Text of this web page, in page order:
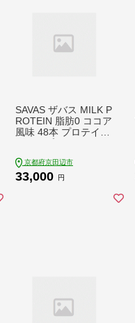
SAVAS ザバス MILK P
ROTEIN 脂肪0 ココア
風味 48本 プロテイン
ンク 飲み物 運動後の
水分補給 プロテイン
京都府京田辺市
33,000 円